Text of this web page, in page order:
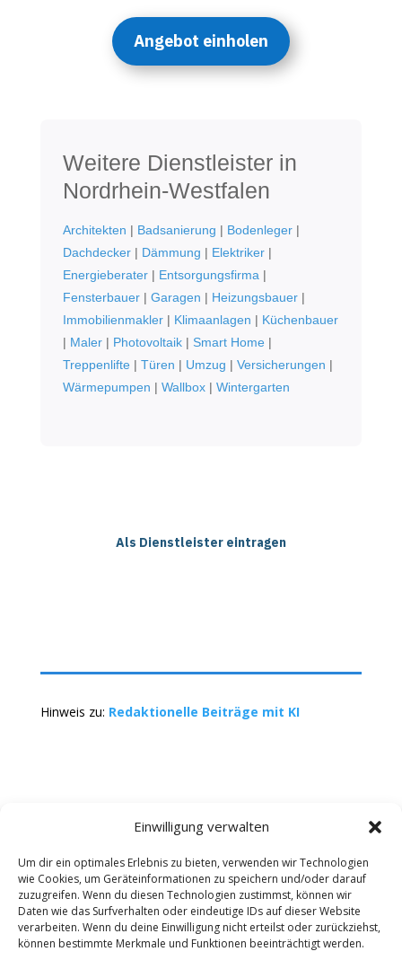
Einwilligung verwalten
Um dir ein optimales Erlebnis zu bieten, verwenden wir Technologien
wie Cookies, um Geräteinformationen zu speichern und/oder darauf
zuzugreifen. Wenn du diesen Technologien zustimmst, können wir
Daten wie das Surfverhalten oder eindeutige IDs auf dieser Website
verarbeiten. Wenn du deine Einwilligung nicht erteilst oder zurückziehst,
können bestimmte Merkmale und Funktionen beeinträchtigt werden.
Angebot einholen
Weitere Dienstleister in
Nordrhein-Westfalen
Architekten | Badsanierung | Bodenleger|
Dachdecker| Dämmung | Elektriker|
Energieberater| Entsorgungsfirma |
Fensterbauer| Garagen | Heizungsbauer|
Immobilienmakler| Klimaanlagen | Küchenbauer
| Maler| Photovoltaik| Smart Home|
Treppenlifte| Türen | Umzug | Versicherungen |
Wärmepumpen | Wallbox| Wintergarten
Als Dienstleister eintragen
Hinweis zu: Redaktionelle Beiträge mit KI
Kontakt Impressum
Datenschutz
Werbung buchen
AGB
Copyright 2025-2026 | Web24 Consulting AVO UG |